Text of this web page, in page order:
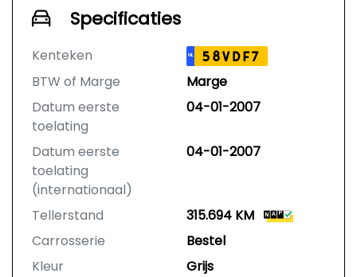
Specificaties
Kenteken NL 58VDF7
BTW of Marge
Marge
Datum eerste
toelating
04-01-2007
Datum eerste
toelating
(internationaal)
04-01-2007
Tellerstand
315.694 KM
Carrosserie
Bestel
Kleur
Grijs